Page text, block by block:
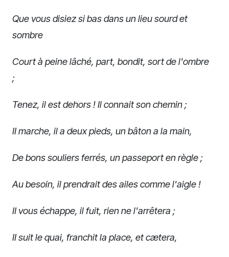
Que vous disiez si bas dans un lieu sourd et
sombre
Court à peine lâché, part, bondit, sort de l'ombre
;
Tenez, il est dehors ! Il connait son chemin ;
II marche, il a deux pieds, un bâton a la main,
De bons souliers ferrés, un passeport en règle ;
Au besoin, il prendrait des ailes comme l'aigle !
II vous échappe, il fuit, rien ne l'arrêtera ;
II suit le quai, franchit la place, et cætera,